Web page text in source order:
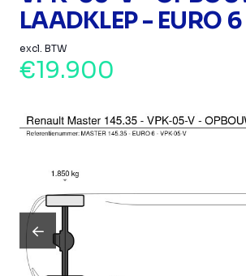
LAADKLEP - EURO 6
excl. BTW
€19.900